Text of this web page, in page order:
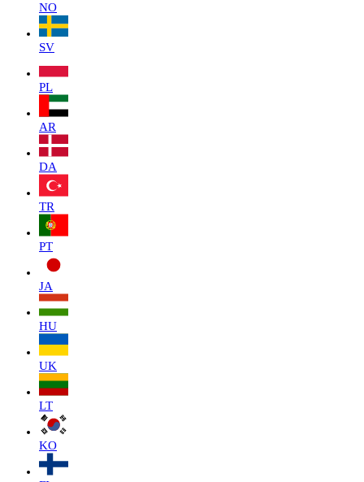
NO
SV
PL
AR
DA
TR
PT
JA
HU
UK
LT
KO